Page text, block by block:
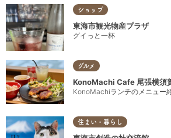
ショップ
東海市観光物産プラザ
グイっと一杯
グルメ
KonoMachi Cafe 尾張横須
KonoMachiランチのメニュー
住まい・暮らし